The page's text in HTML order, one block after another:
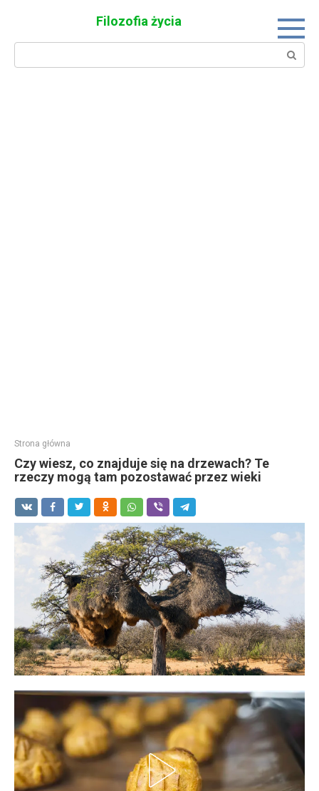
Filozofia życia
Search:
Strona główna
Czy wiesz, co znajduje się na drzewach? Te
rzeczy mogą tam pozostawać przez wieki